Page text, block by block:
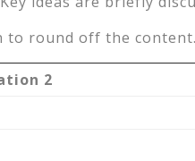
to round off the content.
2